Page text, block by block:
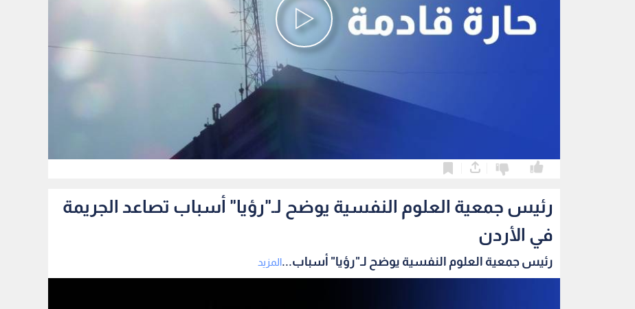
رئيس جمعية العلوم النفسية يوضح لـ"رؤيا" أسباب تصاعد الجريمة
في الأردن
رئيس جمعية العلوم النفسية يوضح لـ"رؤيا" أسباب...المزيد